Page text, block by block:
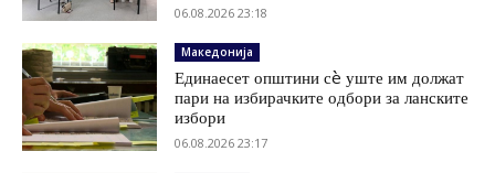
06.08.2026 23:18
Македонија
Единаесет општини сè уште им должат
пари на избирачките одбори за ланските
избори
06.08.2026 23:17